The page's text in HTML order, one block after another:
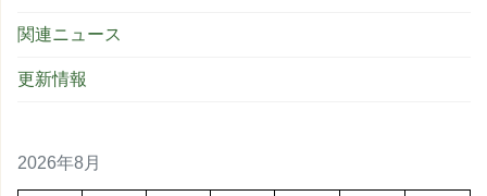
関連ニュース
更新情報
2026年8月